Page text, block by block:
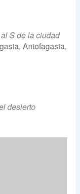
S de la ciudad
Antofagasta,
desierto